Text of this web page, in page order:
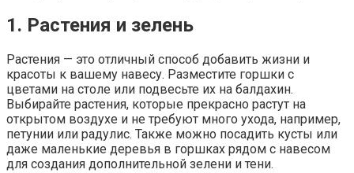
1. Растения и зелень
Растения — это отличный способ добавить жизни и
красоты к вашему навесу. Разместите горшки с
цветами на столе или подвесьте их на балдахин.
Выбирайте растения, которые прекрасно растут на
открытом воздухе и не требуют много ухода, например,
петунии или радулис. Также можно посадить кусты или
даже маленькие деревья в горшках рядом с навесом
для создания дополнительной зелени и тени.